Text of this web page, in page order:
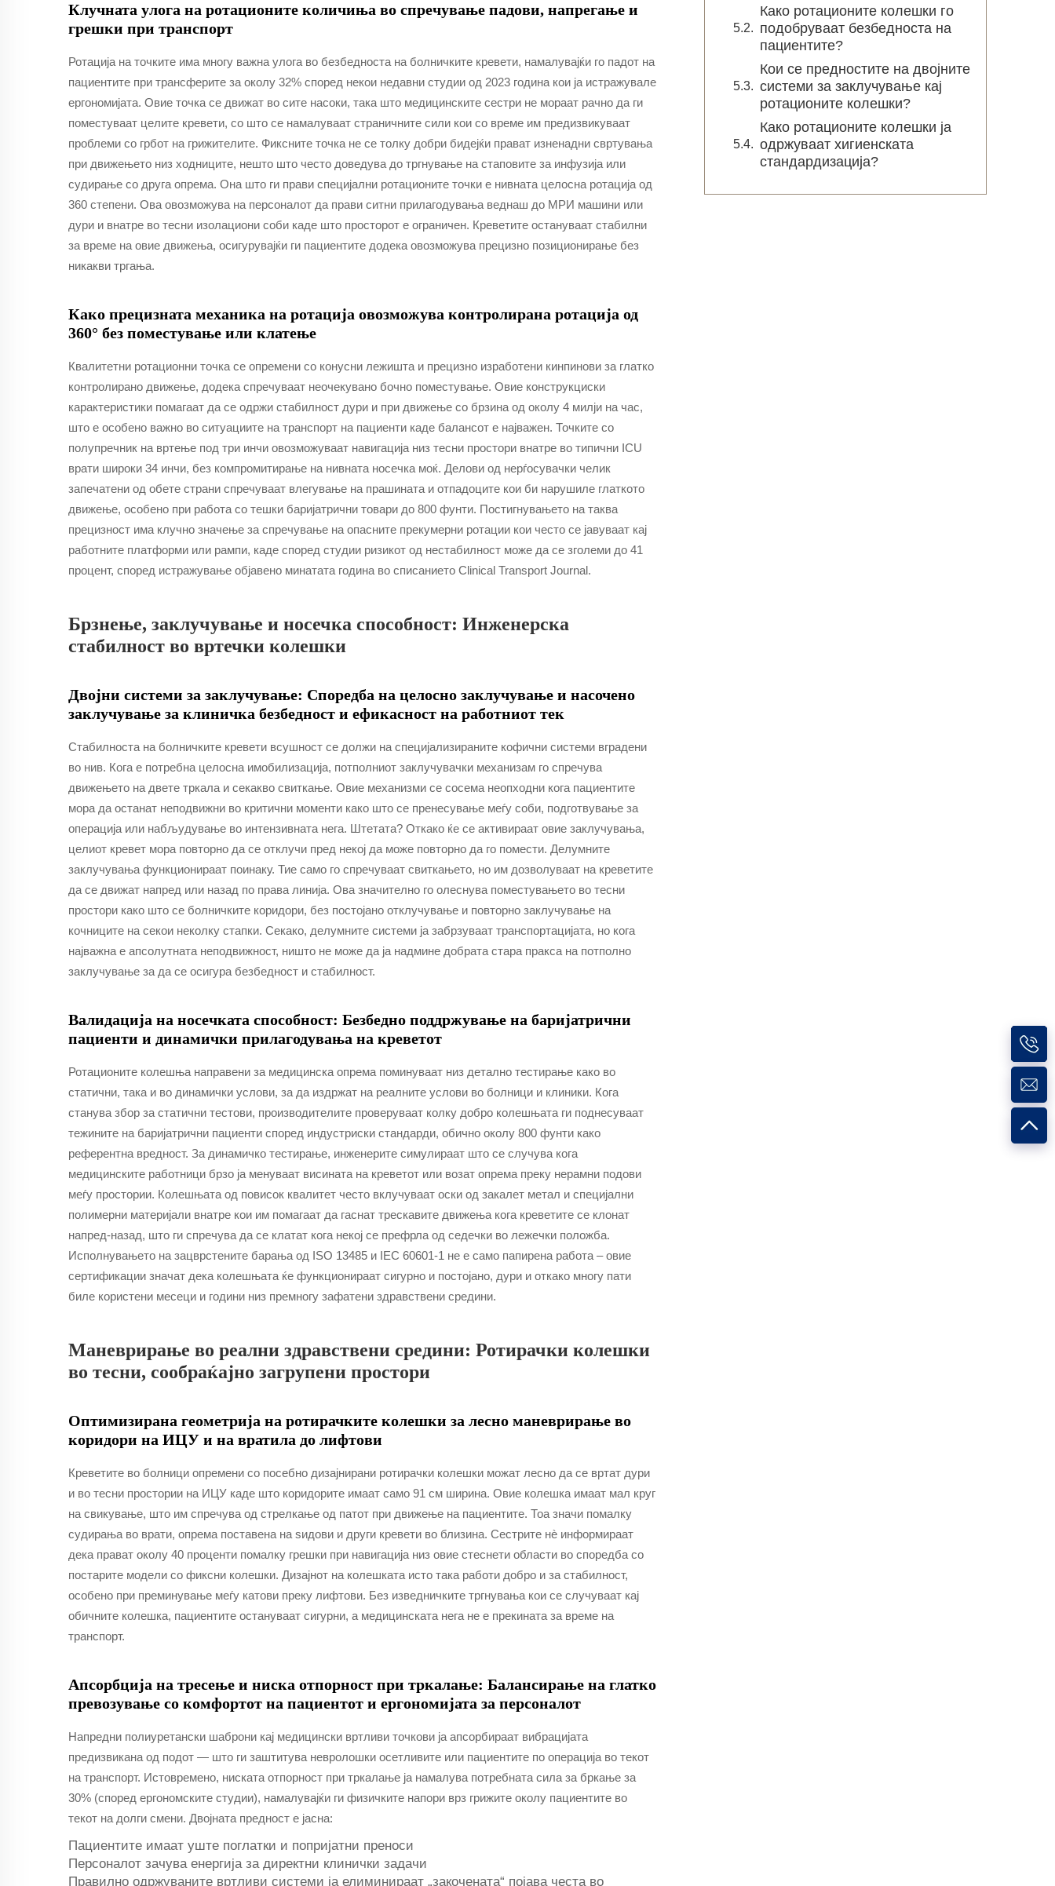
Клучната улога на ротационите количиња во спречување падови, напрегање и
грешки при транспорт
Ротација на точките има многу важна улога во безбедноста на болничките кревети, намалувајќи го падот на
пациентите при трансферите за околу 32% според некои недавни студии од 2023 година кои ја истражувале
ергономијата. Овие точка се движат во сите насоки, така што медицинските сестри не мораат рачно да ги
поместуваат целите кревети, со што се намалуваат страничните сили кои со време им предизвикуваат
проблеми со грбот на грижителите. Фиксните точка не се толку добри бидејќи прават изненадни свртувања
при движењето низ ходниците, нешто што често доведува до тргнување на стаповите за инфузија или
судирање со друга опрема. Она што ги прави специјални ротационите точки е нивната целосна ротација од
360 степени. Ова овозможува на персоналот да прави ситни прилагодувања веднаш до МРИ машини или
дури и внатре во тесни изолациони соби каде што просторот е ограничен. Креветите остануваат стабилни
за време на овие движења, осигурувајќи ги пациентите додека овозможува прецизно позиционирање без
никакви тргања.
Како прецизната механика на ротација овозможува контролирана ротација од
360° без поместување или клатење
Квалитетни ротационни точка се опремени со конусни лежишта и прецизно изработени кинпинови за глатко
контролирано движење, додека спречуваат неочекувано бочно поместување. Овие конструкциски
карактеристики помагаат да се одржи стабилност дури и при движење со брзина од околу 4 милји на час,
што е особено важно во ситуациите на транспорт на пациенти каде балансот е најважен. Точките со
полупречник на вртење под три инчи овозможуваат навигација низ тесни простори внатре во типични ICU
врати широки 34 инчи, без компромитирање на нивната носечка моќ. Делови од нерѓосувачки челик
запечатени од обете страни спречуваат влегување на прашината и отпадоците кои би нарушиле глаткото
движење, особено при работа со тешки баријатрични товари до 800 фунти. Постигнувањето на таква
прецизност има клучно значење за спречување на опасните прекумерни ротации кои често се јавуваат кај
работните платформи или рампи, каде според студии ризикот од нестабилност може да се зголеми до 41
процент, според истражување објавено минатата година во списанието Clinical Transport Journal.
Брзнење, заклучување и носечка способност: Инженерска
стабилност во вртечки колешки
Двојни системи за заклучување: Споредба на целосно заклучување и насочено
заклучување за клиничка безбедност и ефикасност на работниот тек
Стабилноста на болничките кревети всушност се должи на специјализираните кофични системи вградени
во нив. Кога е потребна целосна имобилизација, потполниот заклучувачки механизам го спречува
движењето на двете тркала и секакво свиткање. Овие механизми се сосема неопходни кога пациентите
мора да останат неподвижни во критични моменти како што се пренесување меѓу соби, подготвување за
операција или набљудување во интензивната нега. Штетата? Откако ќе се активираат овие заклучувања,
целиот кревет мора повторно да се отклучи пред некој да може повторно да го помести. Делумните
заклучувања функционираат поинаку. Тие само го спречуваат свиткањето, но им дозволуваат на креветите
да се движат напред или назад по права линија. Ова значително го олеснува поместувањето во тесни
простори како што се болничките коридори, без постојано отклучување и повторно заклучување на
кочниците на секои неколку стапки. Секако, делумните системи ја забрзуваат транспортацијата, но кога
најважна е апсолутната неподвижност, ништо не може да ја надмине добрата стара пракса на потполно
заклучување за да се осигура безбедност и стабилност.
Валидација на носечката способност: Безбедно поддржување на баријатрични
пациенти и динамички прилагодувања на креветот
Ротационите колешња направени за медицинска опрема поминуваат низ детално тестирање како во
статични, така и во динамички услови, за да издржат на реалните услови во болници и клиники. Кога
станува збор за статични тестови, производителите проверуваат колку добро колешњата ги поднесуваат
тежините на баријатрични пациенти според индустриски стандарди, обично околу 800 фунти како
референтна вредност. За динамичко тестирање, инженерите симулираат што се случува кога
медицинските работници брзо ја менуваат висината на креветот или возат опрема преку нерамни подови
меѓу простории. Колешњата од повисок квалитет често вклучуваат оски од закалет метал и специјални
полимерни материјали внатре кои им помагаат да гаснат трескавите движења кога креветите се клонат
напред-назад, што ги спречува да се клатат кога некој се префрла од седечки во лежечки положба.
Исполнувањето на зацврстените барања од ISO 13485 и IEC 60601-1 не е само папирена работа – овие
сертификации значат дека колешњата ќе функционираат сигурно и постојано, дури и откако многу пати
биле користени месеци и години низ премногу зафатени здравствени средини.
Маневрирање во реални здравствени средини: Ротирачки колешки
во тесни, сообраќајно загрупени простори
Оптимизирана геометрија на ротирачките колешки за лесно маневрирање во
коридори на ИЦУ и на вратила до лифтови
Креветите во болници опремени со посебно дизајнирани ротирачки колешки можат лесно да се вртат дури
и во тесни простории на ИЦУ каде што коридорите имаат само 91 см ширина. Овие колешка имаат мал круг
на свикување, што им спречува од стрелкање од патот при движење на пациентите. Тоа значи помалку
судирања во врати, опрема поставена на ѕидови и други кревети во близина. Сестрите нè информираат
дека прават околу 40 проценти помалку грешки при навигација низ овие стеснети области во споредба со
постарите модели со фиксни колешки. Дизајнот на колешката исто така работи добро и за стабилност,
особено при преминување меѓу катови преку лифтови. Без изведничките тргнувања кои се случуваат кај
обичните колешка, пациентите остануваат сигурни, а медицинската нега не е прекината за време на
транспорт.
Апсорбција на тресење и ниска отпорност при тркалање: Балансирање на глатко
превозување со комфортот на пациентот и ергономијата за персоналот
Напредни полиуретански шаброни кај медицински вртливи точкови ја апсорбираат вибрацијата
предизвикана од подот — што ги заштитува невролошки осетливите или пациентите по операција во текот
на транспорт. Истовремено, ниската отпорност при тркалање ја намалува потребната сила за бркање за
30% (според ергономските студии), намалувајќи ги физичките напори врз грижите околу пациентите во
текот на долги смени. Двојната предност е јасна:
Пациентите имаат уште поглатки и попријатни преноси
Персоналот зачува енергија за директни клинички задачи
Правилно одржуваните вртливи системи ја елиминираат „закочената“ појава честа во
Како ротационите колешки го
подобруваат безбедноста на
пациентите?
Кои се предностите на двојните
системи за заклучување кај
ротационите колешки?
Како ротационите колешки ја
одржуваат хигиенската
стандардизација?